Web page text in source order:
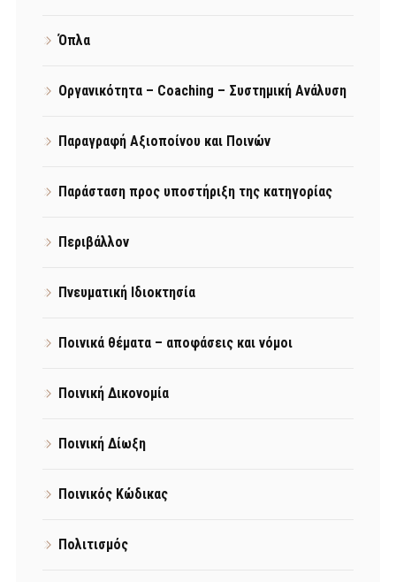
Όπλα
Οργανικότητα – Coaching – Συστημική Ανάλυση
Παραγραφή Αξιοποίνου και Ποινών
Παράσταση προς υποστήριξη της κατηγορίας
Περιβάλλον
Πνευματική Ιδιοκτησία
Ποινικά θέματα – αποφάσεις και νόμοι
Ποινική Δικονομία
Ποινική Δίωξη
Ποινικός Κώδικας
Πολιτισμός